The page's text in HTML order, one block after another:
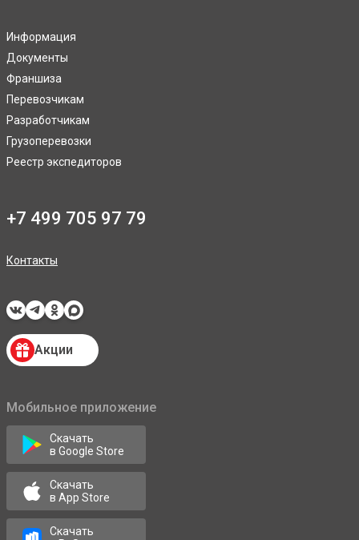
Информация
Документы
Франшиза
Перевозчикам
Разработчикам
Грузоперевозки
Реестр экспедиторов
+7 499 705 97 79
Контакты
Акции
Мобильное приложение
Скачать
в Google Store
Скачать
в App Store
Скачать